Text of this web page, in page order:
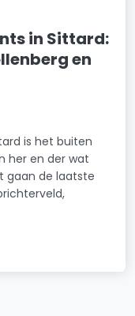
in Sittard:
en
is het buiten
her en der wat
gaan de laatste